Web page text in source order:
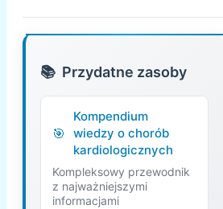
Przydatne zasoby
Kompendium
wiedzy o chorób
kardiologicznych
Kompleksowy przewodnik
z najważniejszymi
informacjami